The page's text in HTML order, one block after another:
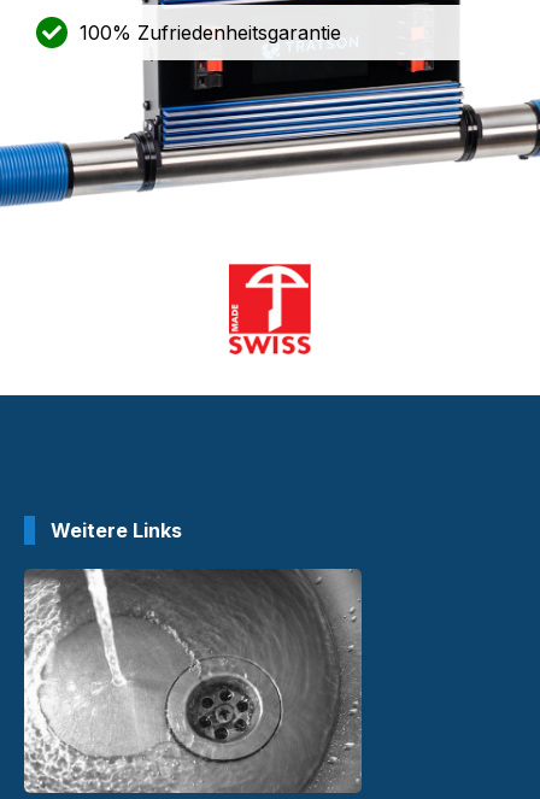
100% Zufriedenheitsgarantie
Weitere Links